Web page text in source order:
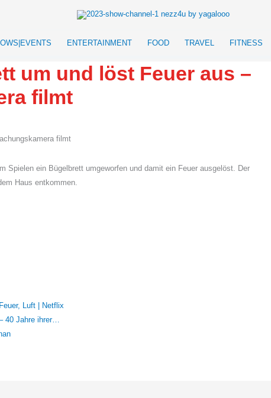
ENTERTAINMENT FOOD TRAVEL FITNESS
um und löst Feuer aus –
filmt
Spielen ein Bügelbrett umgeworfen und damit ein Feuer ausgelöst. Der
Haus entkommen.
Luft | Netflix
40 Jahre ihrer…